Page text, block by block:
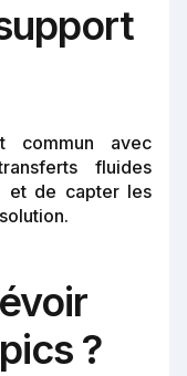
commun avec
fluides
et de capter les
?